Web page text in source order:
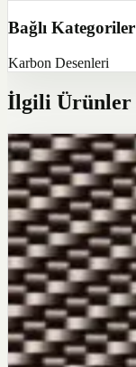
Bağlı Kategoriler
Karbon Desenleri
İlgili Ürünler